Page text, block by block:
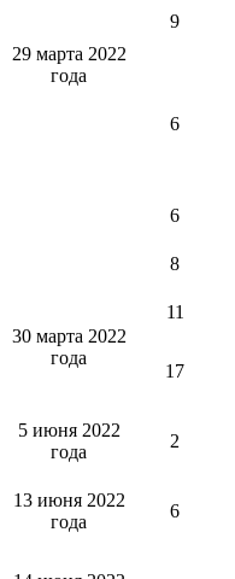
29 марта 2022
года
9
6
6
8
30 марта 2022
года
11
17
5 июня 2022
года
2
13 июня 2022
года
6